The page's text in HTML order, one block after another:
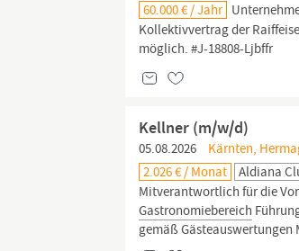
60.000 € / Jahr
Kollektivvertrag der
möglich. #J-18808-Ljbffr
Kellner (m/w/d)
05.08.2026
Kärnten,
2.026 € / Monat
Aldiana
Mitverantwortlich für die
Gastronomiebereich
gemäß